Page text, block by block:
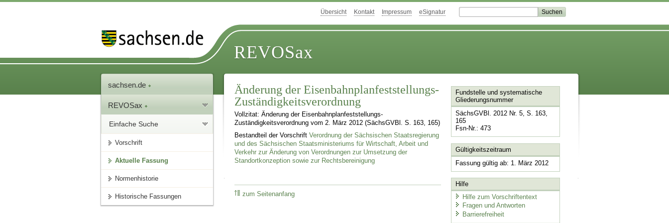
Übersicht Kontakt Impressum eSignatur
REVOSax
sachsen.de
REVOSax
Einfache Suche
Vorschrift
Aktuelle Fassung
Normenhistorie
Historische Fassungen
Änderung der Eisenbahnplanfeststellungs-
Zuständigkeitsverordnung
Vollzitat: Änderung der Eisenbahnplanfeststellungs-
Zuständigkeitsverordnung vom 2. März 2012 (SächsGVBl. S. 163, 165)
Bestandteil der VorschriftVerordnung der Sächsischen Staatsregierung
und des Sächsischen Staatsministeriums für Wirtschaft, Arbeit und
Verkehr zur Änderung von Verordnungen zur Umsetzung der
Standortkonzeption sowie zur Rechtsbereinigung
zum Seitenanfang
Fundstelle und systematische
Gliederungsnummer
SächsGVBl. 2012 Nr. 5, S. 163,
165
Fsn-Nr.: 473
Gültigkeitszeitraum
Fassung gültig ab: 1. März 2012
Hilfe
Hilfe zum Vorschriftentext
Fragen und Antworten
Barrierefreiheit